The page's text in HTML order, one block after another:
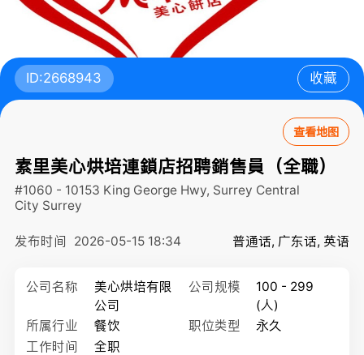
ID:2668943 收藏
查看地图
素里美心烘培連鎖店招聘銷售員（全職）
#1060 - 10153 King George Hwy, Surrey Central
City Surrey
发布时间 2026-05-15 18:34 普通话, 广东话, 英语
公司名称
美心烘培有限
公司
公司规模
100 - 299
(人)
所属行业
餐饮 职位类型
永久
工作时间
全职